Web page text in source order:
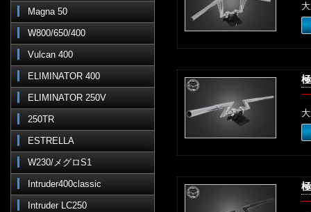
Magna 50
W800/650/400
Vulcan 400
ELIMINATOR 400
ELIMINATOR 250V
250TR
ESTRELLA
W230/メグロS1
Intruder400classic
Intruder LC250